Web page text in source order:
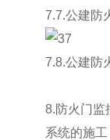
7.7.公建防
7.8.公建防
8.防火门监
系统的施